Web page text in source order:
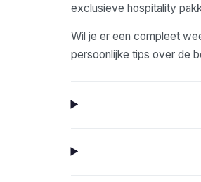
exclusieve hospitality
Wil je er een compleet
persoonlijke tips over de